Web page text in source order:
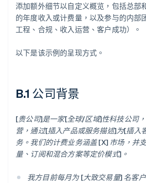
添加额外细节以自定义概览，包括总部
的年度收入或计费量，以及参与的内部
工程、合规、收入运营、客户成功）。
以下是该示例的呈现方式。
B.1 公司背景
[贵公司]是一家[全球/区域]性科技公司
营，通过[插入产品或服务描述]为[插入
务。我们的计费业务涵盖 [X] 市场，并
量、订阅和混合方案等定价模式]。
我方目前每月为 [大致交易量] 名客